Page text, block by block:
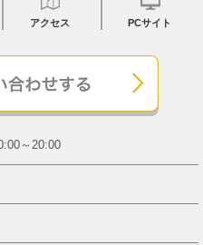
アクセス PCサイト
～20:00